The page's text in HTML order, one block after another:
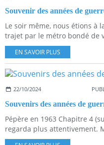
Souvenir des années de
Le soir même, nous étions à
trajet par le métro bondé de
EN SAVOIR PLUS
22/10/2024
Souvenirs des années de
Pépère en 1963 Chapitre 4
regarda plus attentivement.